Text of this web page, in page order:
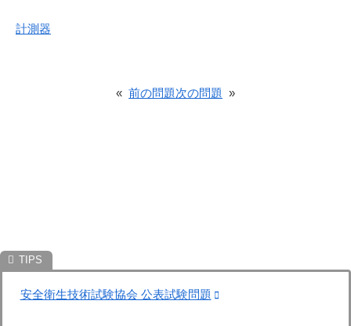
計測器
« 前の問題次の問題 »
安全衛生技術試験協会 公表試験問題